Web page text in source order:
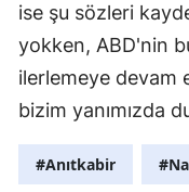
ise şu sözleri
yokken, ABD'nin
ilerlemeye devam
bizim yanımızda
#Anıtkabir